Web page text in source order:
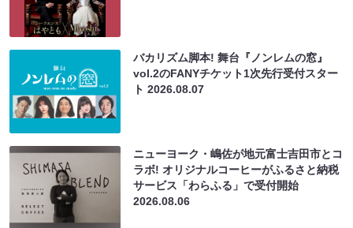
バカリズム脚本! 舞台『ノンレムの窓』
vol.2のFANYチケット1次先行受付スター
ト2026.08.07
ニューヨーク・嶋佐が地元富士吉田市とコ
ラボ! オリジナルコーヒーがふるさと納税
サービス「わらふる」で受付開始
2026.08.06